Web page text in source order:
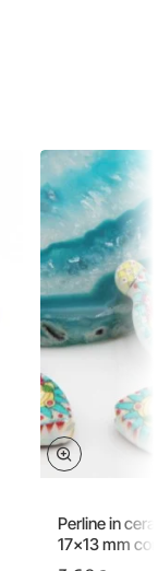
Perline in
17x13 mm